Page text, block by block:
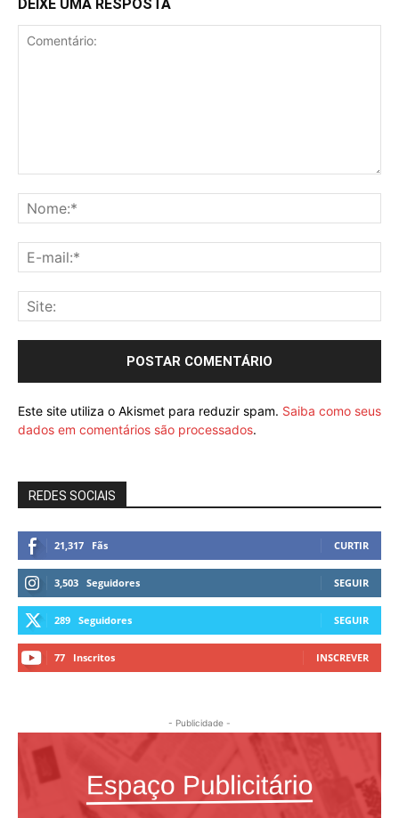
DEIXE UMA RESPOSTA
Este site utiliza o Akismet para reduzir spam. Saiba como seus
dados em comentários são processados.
REDES SOCIAIS
21,317 Fãs CURTIR
3,503 Seguidores SEGUIR
289 Seguidores SEGUIR
77 Inscritos INSCREVER
- Publicidade -